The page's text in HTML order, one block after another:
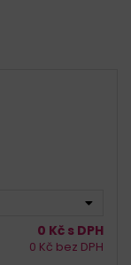
0 Kč s DPH
0 Kč bez DPH